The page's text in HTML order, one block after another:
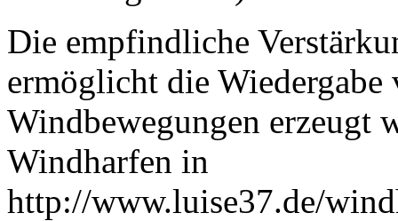
Die empfindliche
ermöglicht die
Windbewegungen erzeugt
Windharfen in
http://www.luise37.de/